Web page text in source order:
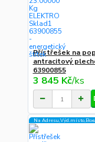
Přístřešek na
antracitový
63900855
3 845 Kč/ks
Na